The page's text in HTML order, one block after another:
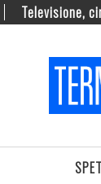
Televisione,